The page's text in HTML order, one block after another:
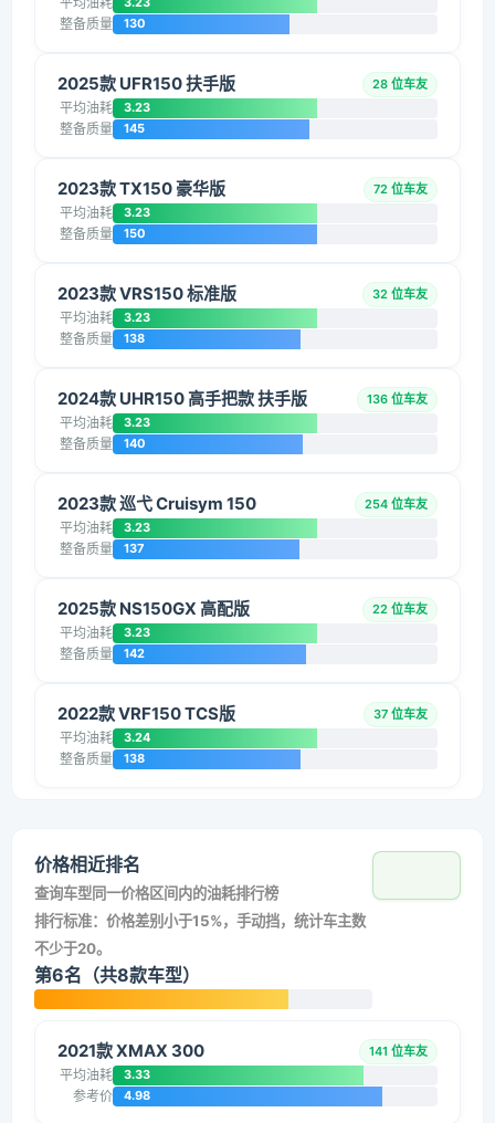
整备质量 130
2025款 UFR150 扶手版 28 位车友
平均油耗 3.23
整备质量 145
2023款 TX150 豪华版 72 位车友
平均油耗 3.23
整备质量 150
2023款 VRS150 标准版 32 位车友
平均油耗 3.23
整备质量 138
2024款 UHR150 高手把款 扶手版 136 位车友
平均油耗 3.23
整备质量 140
2023款 巡弋 Cruisym 150 254 位车友
平均油耗 3.23
整备质量 137
2025款 NS150GX 高配版 22 位车友
平均油耗 3.23
整备质量 142
2022款 VRF150 TCS版 37 位车友
平均油耗 3.24
整备质量 138
价格相近排名
查询车型同一价格区间内的油耗排行榜
排行标准：价格差别小于15%，手动挡，统计车主数
不少于20。
第6名（共8款车型）
2021款 XMAX 300 141 位车友
平均油耗 3.33
参考价 4.98